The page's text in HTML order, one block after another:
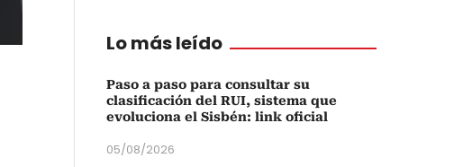
Lo más leído
Paso a paso para consultar su
clasificación del RUI, sistema que
evoluciona el Sisbén: link oficial
05/08/2026